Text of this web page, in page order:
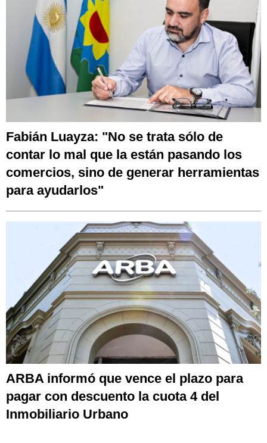
Fabián Luayza: "No se trata sólo de
contar lo mal que la están pasando los
comercios, sino de generar herramientas
para ayudarlos"
ARBA informó que vence el plazo para
pagar con descuento la cuota 4 del
Inmobiliario Urbano